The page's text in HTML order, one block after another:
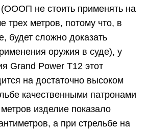
(ОООП не стоить применять на
трех метров, потому что, в
будет сложно доказать
оружия в суде), у
Grand Power T12 этот
на достаточно высоком
качественными патронами
изделие показало
а при стрельбе на